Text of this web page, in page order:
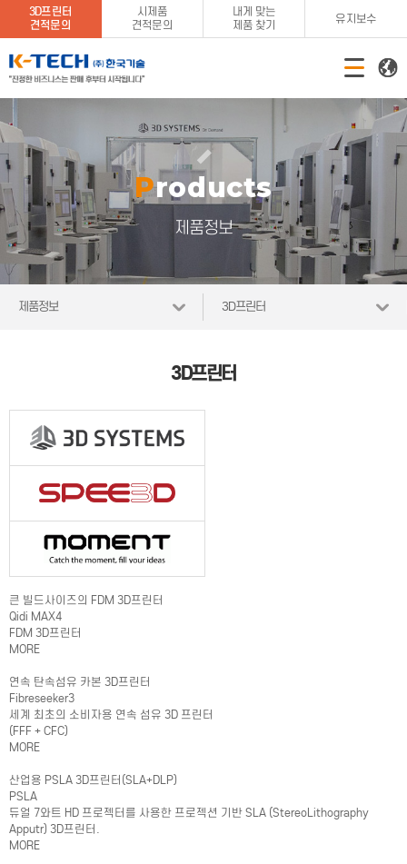
3D프린터
견적문의
시제품
견적문의
내게 맞는
제품 찾기
유지보수
Products
제품정보
제품정보 3D프린터
3D프린터
큰 빌드사이즈의 FDM 3D프린터
Qidi MAX4
FDM 3D프린터
MORE
연속 탄속섬유 카본 3D프린터
Fibreseeker3
세계 최초의 소비자용 연속 섬유 3D 프린터
(FFF + CFC)
MORE
산업용 PSLA 3D프린터(SLA+DLP)
PSLA
듀얼 7와트 HD 프로젝터를 사용한 프로젝션 기반 SLA (StereoLithography
Apputr) 3D프린터.
MORE